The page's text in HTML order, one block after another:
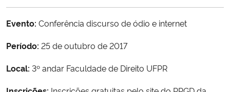
Ministério da Cidadania
Ministério da Ciência, Tecnologia, Inovações e Comunicações
Evento: Conferência discurso de ódio e internet
Período: 25 de outubro de 2017
Local: 3º andar Faculdade de Direito UFPR